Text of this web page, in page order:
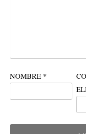
NOMBRE *